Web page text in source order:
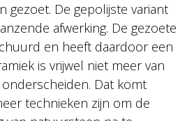
gezoet. De gepolijste variant
afwerking. De gezoete
en heeft daardoor een
is vrijwel niet meer van
Dat komt
technieken zijn om de